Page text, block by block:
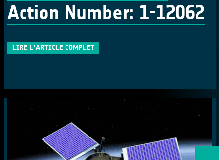
Action Number: 1-12062
LIRE L'ARTICLE COMPLET